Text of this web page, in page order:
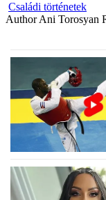
Családi történetek
Author Ani Torosyan